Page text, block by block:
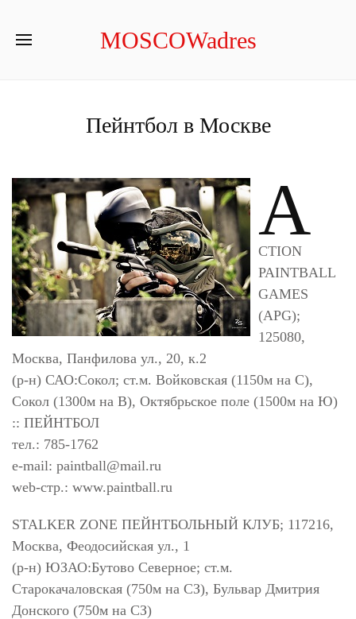
MOSCOWadres
Пейнтбол в Москве
A
CTION
PAINTBALL
GAMES
(APG);
125080,
Москва, Панфилова ул., 20, к.2
(р-н) САО:Сокол; ст.м. Войковская (1150м на С),
Сокол (1300м на В), Октябрьское поле (1500м на Ю)
:: ПЕЙНТБОЛ
тел.: 785-1762
e-mail: paintball@mail.ru
web-стр.: www.paintball.ru
STALKER ZONE ПЕЙНТБОЛЬНЫЙ КЛУБ; 117216,
Москва, Феодосийская ул., 1
(р-н) ЮЗАО:Бутово Северное; ст.м.
Старокачаловская (750м на СЗ), Бульвар Дмитрия
Донского (750м на СЗ)